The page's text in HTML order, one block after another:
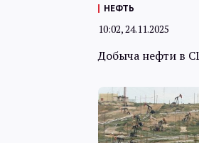
НЕФТЬ
10:02, 24.11.2025
Добыча нефти в